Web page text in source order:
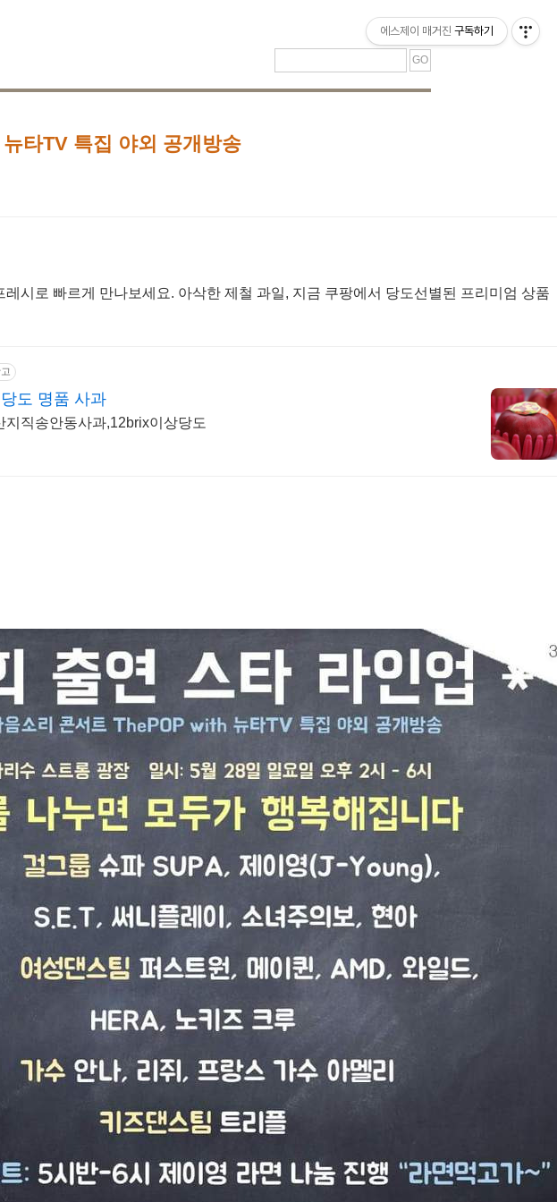
타TV 특집 야외 공개방송
시로 빠르게 만나보세요. 아삭한 제철 과일, 지금 쿠팡에서 당도선별된 프리미엄 상품
도 명품 사과
직송안동사과,12brix이상당도
에스제이 매거진 구독하기